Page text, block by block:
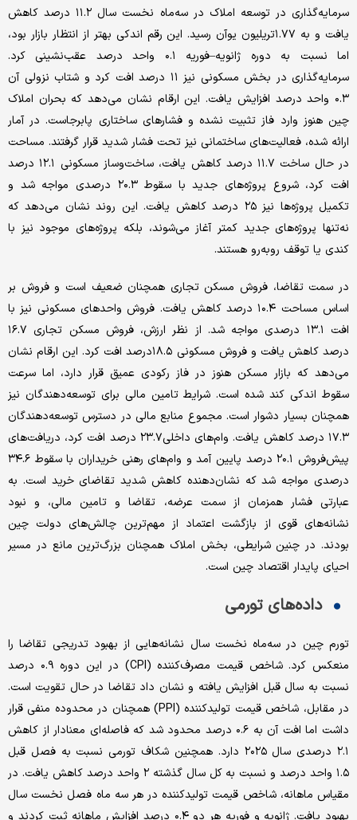
سرمایه‌گذاری در توسعه املاک در سه‌ماه نخست سال ۱۱.۲ درصد کاهش
یافت و به ۱.۷۷تریلیون یوآن رسید. این رقم اندکی بهتر از انتظار بازار بود،
اما نسبت به دوره ژانویه–فوریه ۰.۱ واحد درصد عقب‌نشینی کرد.
سرمایه‌گذاری در بخش مسکونی نیز ۱۱ درصد افت کرد و شتاب نزولی آن
۰.۳ واحد درصد افزایش یافت. این ارقام نشان می‌دهد که بحران املاک
چین هنوز وارد فاز تثبیت نشده و فشارهای ساختاری پابرجاست. در آمار
ارائه شده، فعالیت‌های ساختمانی نیز تحت فشار شدید قرار گرفتند. مساحت
در حال ساخت ۱۱.۷ درصد کاهش یافت، ساخت‌وساز مسکونی ۱۲.۱ درصد
افت کرد، شروع پروژه‌های جدید با سقوط ۲۰.۳ درصدی مواجه شد و
تکمیل پروژه‌ها نیز ۲۵ درصد کاهش یافت. این روند نشان می‌دهد که
نه‌تنها پروژه‌های جدید کمتر آغاز می‌شوند، بلکه پروژه‌های موجود نیز با
کندی یا توقف روبه‌رو هستند.
در سمت تقاضا، فروش مسکن تجاری همچنان ضعیف است و فروش بر
اساس مساحت ۱۰.۴ درصد کاهش یافت. فروش واحدهای مسکونی نیز با
افت ۱۳.۱ درصدی مواجه شد. از نظر ارزش، فروش مسکن تجاری ۱۶.۷
درصد کاهش یافت و فروش مسکونی ۱۸.۵درصد افت کرد. این ارقام نشان
می‌دهد که بازار مسکن هنوز در فاز رکودی عمیق قرار دارد، اما سرعت
سقوط اندکی کند شده است. شرایط تامین مالی برای توسعه‌دهندگان نیز
همچنان بسیار دشوار است. مجموع منابع مالی در دسترس توسعه‌دهندگان
۱۷.۳ درصد کاهش یافت. وام‌های داخلی۲۳.۷ درصد افت کرد، دریافت‌های
پیش‌فروش ۲۰.۱ درصد پایین آمد و وام‌های رهنی خریداران با سقوط ۳۴.۶
درصدی مواجه شد که نشان‌دهنده کاهش شدید تقاضای خرید است. به
عبارتی فشار همزمان از سمت عرضه، تقاضا و تامین مالی، و نبود
نشانه‌های قوی از بازگشت اعتماد از مهم‌ترین چالش‌های دولت چین
بودند. در چنین شرایطی، بخش املاک همچنان بزرگ‌ترین مانع در مسیر
احیای پایدار اقتصاد چین است.
داده‌های تورمی
تورم چین در سه‌ماه نخست سال نشانه‌هایی از بهبود تدریجی تقاضا را
منعکس کرد. شاخص قیمت مصرف‌کننده (CPI) در این دوره ۰.۹ درصد
نسبت به سال قبل افزایش یافته و نشان داد تقاضا در حال تقویت است.
در مقابل، شاخص قیمت تولیدکننده (PPI) همچنان در محدوده منفی قرار
داشت اما افت آن به ۰.۶ درصد محدود شد که فاصله‌ای معنادار از کاهش
۲.۱ درصدی سال ۲۰۲۵ دارد. همچنین شکاف تورمی نسبت به فصل قبل
۱.۵ واحد درصد و نسبت به کل سال گذشته ۲ واحد درصد کاهش یافت. در
مقیاس ماهانه، شاخص قیمت تولیدکننده در هر سه ماه فصل نخست سال
بهبود یافت. ژانویه و فوریه هر دو ۰.۴ درصد افزایش ماهانه ثبت کردند و